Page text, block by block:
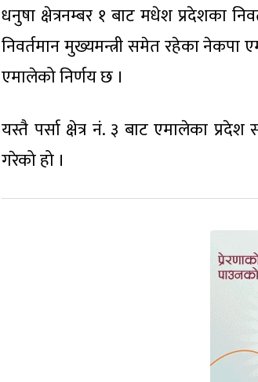
धनुषा क्षेत्रनम्बर १ बाट मधेश प्रदेशका
निवर्तमान मुख्यमन्त्री समेत रहेका
एमालेको निर्णय छ ।
यस्तै पर्सा क्षेत्र नं. ३ बाट एमालेका
गरेको हो ।